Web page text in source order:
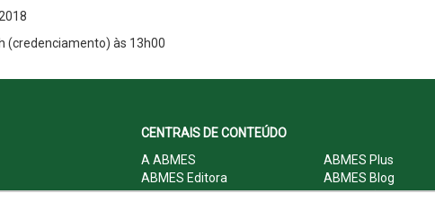
(credenciamento) às 13h00
CENTRAIS DE CONTEÚDO
A ABMES
ABMES Plus
ABMES Editora
ABMES Blog
ABMES LInC
Legislação